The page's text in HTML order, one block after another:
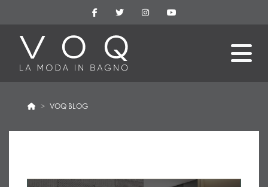
VOQ BLOG